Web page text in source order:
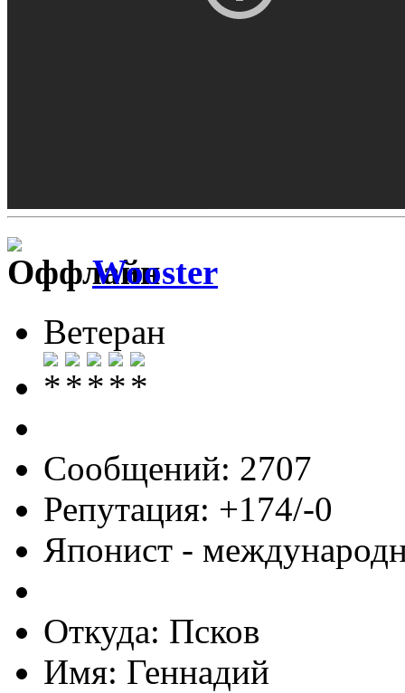
Wooster
Ветеран
Сообщений: 2707
Репутация: +174/-0
Японист -
Откуда: Псков
Имя: Геннадий